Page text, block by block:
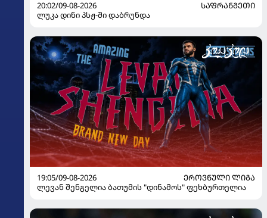
20:02/09-08-2026
ᲡᲐᲤᲠᲐᲜᲒᲔᲗᲘ
ლუკა დინი პსჟ-ში დაბრუნდა
19:05/09-08-2026
ᲔᲠᲝᲕᲜᲣᲚᲘ ᲚᲘᲒᲐ
ლევან შენგელია ბათუმის "დინამოს" ფეხბურთელია